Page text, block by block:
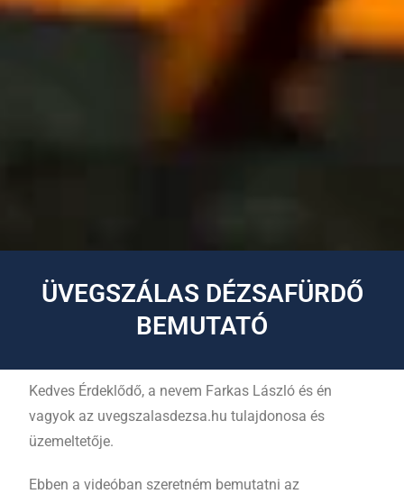
ÜVEGSZÁLAS DÉZSAFÜRDŐ
BEMUTATÓ
Kedves Érdeklődő, a nevem Farkas László és én
vagyok az uvegszalasdezsa.hu tulajdonosa és
üzemeltetője.
Ebben a videóban szeretném bemutatni az